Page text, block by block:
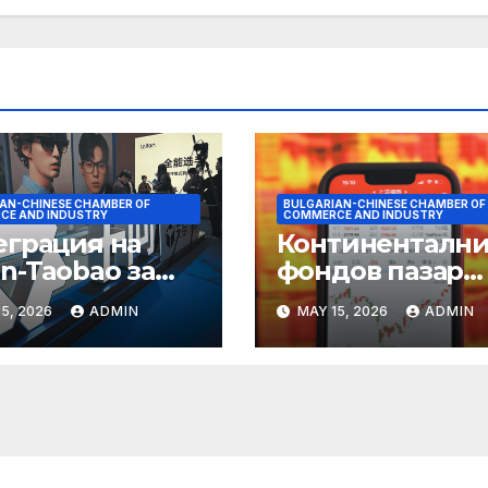
CHINESE CHAMBER OF
AND INDUSTRY
на
Taobao за
на
618
2026 ADMIN
BULGARIAN-CHINESE CHAMBER OF
COMMERCE AND INDUSTRY
фондов пазар
достига 11-
годишен връх
MAY 15, 2026 ADMIN